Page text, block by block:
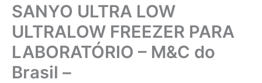
SANYO ULTRA LOW
ULTRALOW FREEZER PARA
LABORATÓRIO – M&C do
Brasil –